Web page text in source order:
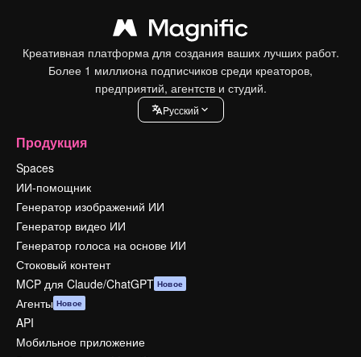
Креативная платформа для создания ваших лучших работ.
Более 1 миллиона подписчиков среди креаторов,
предприятий, агентств и студий.
Pусский
Продукция
Spaces
ИИ-помощник
Генератор изображений ИИ
Генератор видео ИИ
Генератор голоса на основе ИИ
Стоковый контент
MCP для Claude/ChatGPT Новое
Агенты Новое
API
Мобильное приложение